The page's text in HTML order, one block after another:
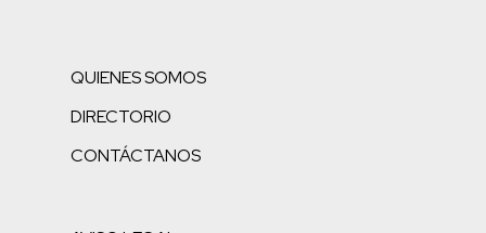
QUIENES SOMOS
DIRECTORIO
CONTÁCTANOS